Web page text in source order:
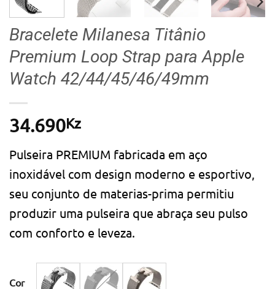
Bracelete Milanesa Titânio
Premium Loop Strap para Apple
Watch 42/44/45/46/49mm
34.690Kz
Pulseira PREMIUM fabricada em aço
inoxidável com design moderno e esportivo,
seu conjunto de materias-prima permitiu
produzir uma pulseira que abraça seu pulso
com conforto e leveza.
Cor